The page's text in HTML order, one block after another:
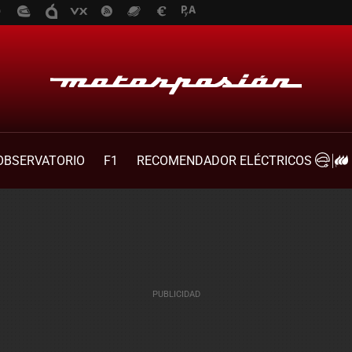
F1 RECOMENDADOR ELÉCTRICOS